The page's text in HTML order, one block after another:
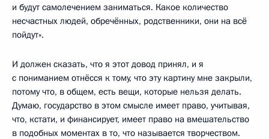
и будут самолечением заниматься. Какое количество
несчастных людей, обречённых, родственники, они на всё
пойдут».
И должен сказать, что я этот довод принял, и я
с пониманием отнёсся к тому, что эту картину мне закрыли,
потому что, в общем, есть вещи, которые нельзя делать.
Думаю, государство в этом смысле имеет право, учитывая,
что, кстати, и финансирует, имеет право на вмешательство
в подобных моментах в то, что называется творчеством.